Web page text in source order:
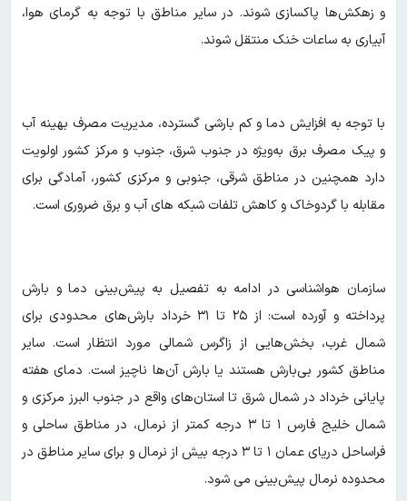
و زهکش‌ها پاکسازی شوند. در سایر مناطق با توجه به گرمای هوا،
آبیاری به ساعات خنک منتقل شوند.
با توجه به افزایش دما و کم بارشی گسترده، مدیریت مصرف بهینه آب
و پیک مصرف برق به‌ویژه در جنوب شرق، جنوب و مرکز کشور اولویت
دارد همچنین در مناطق شرقی، جنوبی و مرکزی کشور، آمادگی برای
مقابله با گردوخاک و کاهش تلفات شبکه های آب و برق ضروری است.
سازمان هواشناسی در ادامه به تفصیل به پیش‌بینی دما و بارش
پرداخته و آورده است: از ۲۵ تا ۳۱ خرداد بارش‌های محدودی برای
شمال غرب، بخش‌هایی از زاگرس شمالی مورد انتظار است. سایر
مناطق کشور بی‌بارش هستند یا بارش آن‌ها ناچیز است. دمای هفته
پایانی خرداد در شمال شرق تا استان‌های واقع در جنوب البرز مرکزی و
شمال خلیج فارس ۱ تا ۳ درجه کمتر از نرمال، در مناطق ساحلی و
فراساحل دریای عمان ۱ تا ۳ درجه بیش از نرمال و برای سایر مناطق در
محدوده نرمال پیش‌بینی می شود.